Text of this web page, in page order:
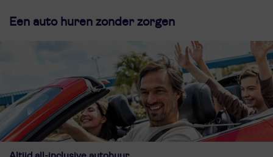
Een auto huren zonder zorgen